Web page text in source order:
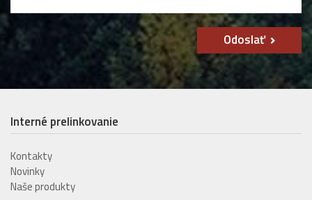
Odoslať
Interné prelinkovanie
Kontakty
Novinky
Naše produkty